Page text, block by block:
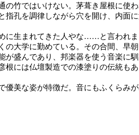
竹ではいけない。茅葺き屋根に使
孔を調律しながら穴を開け、内面
に生まれてきた人やな……と言われま
大学に勤めている。その合間、早朝
が盛んであり、邦楽器を使う音楽
には仏壇製造での漆塗りの伝統
美な姿が特徴だ。音にもふくら